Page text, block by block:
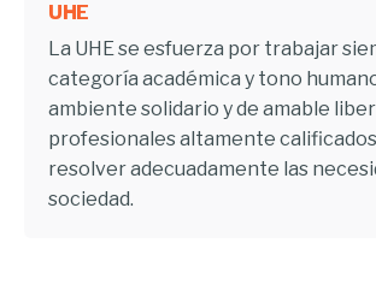
UHE
La UHE se esfuerza por trabajar
categoría académica y tono
ambiente solidario y de amable
profesionales altamente
resolver adecuadamente las
sociedad.